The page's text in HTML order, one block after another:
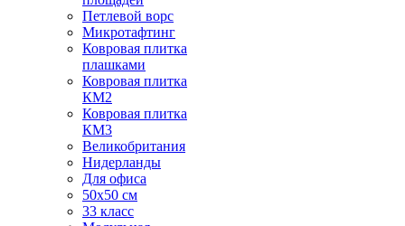
Петлевой ворс
Микротафтинг
Ковровая плитка
плашками
Ковровая плитка
КМ2
Ковровая плитка
КМ3
Великобритания
Нидерланды
Для офиса
50х50 см
33 класс